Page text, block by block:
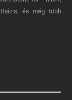
és még több